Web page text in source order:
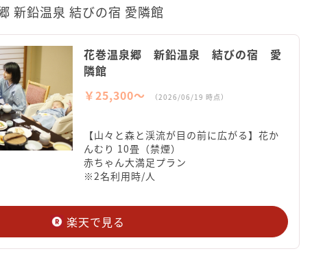
新鉛温泉 結びの宿 愛隣館
花巻温泉郷 新鉛温泉 結びの宿 愛
隣館
￥25,300〜
（2026/06/19 時点）
【山々と森と渓流が目の前に広がる】花か
んむり 10畳（禁煙）
赤ちゃん大満足プラン
※2名利用時/人
楽天で見る